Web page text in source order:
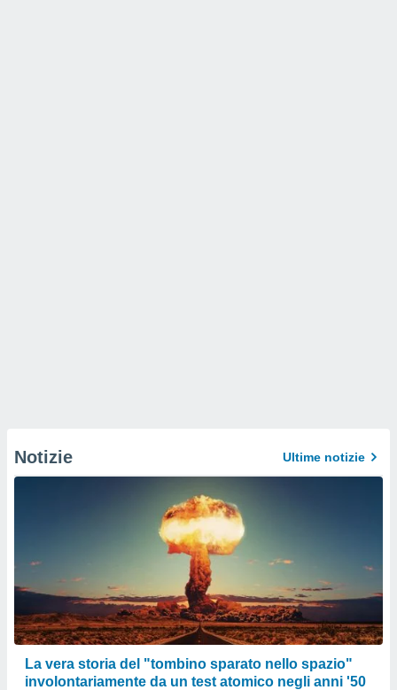
Notizie Ultime notizie
La vera storia del "tombino sparato nello spazio"
involontariamente da un test atomico negli anni '50